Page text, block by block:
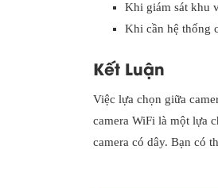
Khi giám sát khu
Khi cần hệ thống
Kết Luận
Việc lựa chọn giữa
camera WiFi là một lựa
camera có dây. Bạn có